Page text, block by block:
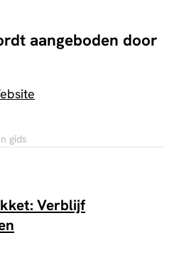
aangeboden door
gids
Verblijf